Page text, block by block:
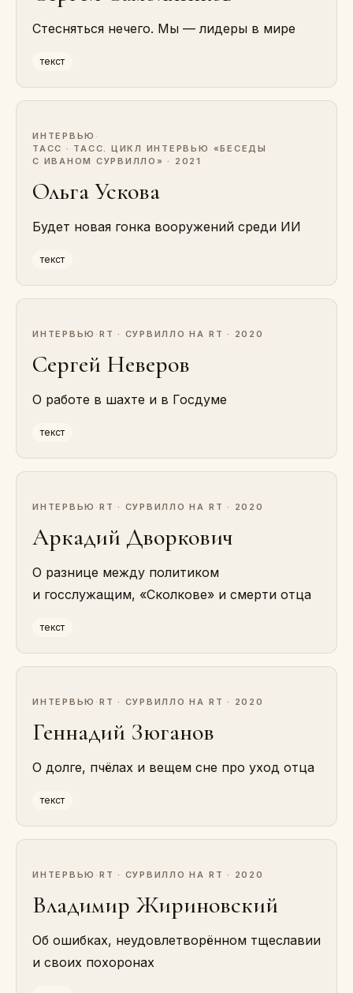
Стесняться нечего. Мы — лидеры в мире
текст
ИНТЕРВЬЮ ·
ТАСС · ТАСС. ЦИКЛ ИНТЕРВЬЮ «БЕСЕДЫ
С ИВАНОМ СУРВИЛЛО» · 2021
Ольга Ускова
Будет новая гонка вооружений среди ИИ
текст
ИНТЕРВЬЮ · RT · СУРВИЛЛО НА RT · 2020
Сергей Неверов
О работе в шахте и в Госдуме
текст
ИНТЕРВЬЮ · RT · СУРВИЛЛО НА RT · 2020
Аркадий Дворкович
О разнице между политиком
и госслужащим, «Сколкове» и смерти отца
текст
ИНТЕРВЬЮ · RT · СУРВИЛЛО НА RT · 2020
Геннадий Зюганов
О долге, пчёлах и вещем сне про уход отца
текст
ИНТЕРВЬЮ · RT · СУРВИЛЛО НА RT · 2020
Владимир Жириновский
Об ошибках, неудовлетворённом тщеславии
и своих похоронах